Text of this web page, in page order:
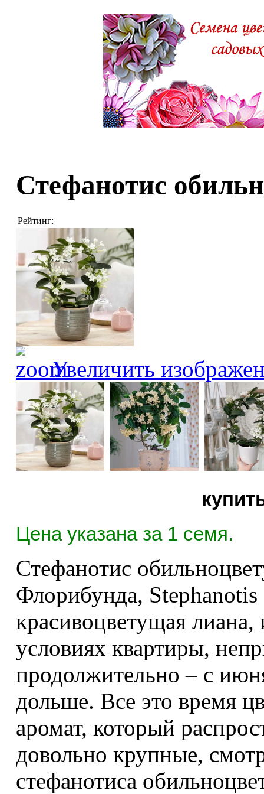
Стефанотис
Рейтинг:
Увеличить
Цена указана за 1 семя.
Стефанотис
Флорибунда,
красивоцветущая
условиях квартиры,
продолжительно – с
дольше. Все это время
аромат, который
довольно крупные,
стефанотиса